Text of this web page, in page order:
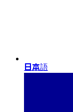
日本語